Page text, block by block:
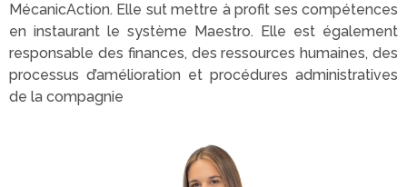
MécanicAction. Elle sut mettre à profit ses compétences
en instaurant le système Maestro. Elle est également
responsable des finances, des ressources humaines, des
processus d’amélioration et procédures administratives
de la compagnie